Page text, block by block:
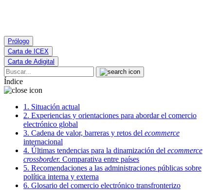
Prólogo
Carta de ICEX
Carta de Adigital
Skip
to
content
Search
Índice
1. Situación actual
2. Experiencias y orientaciones para abordar el comercio
electrónico global
3. Cadena de valor, barreras y retos del ecommerce
internacional
4. Últimas tendencias para la dinamización del ecommerce
crossborder. Comparativa entre países
5. Recomendaciones a las administraciones públicas sobre
política interna y externa
6. Glosario del comercio electrónico transfronterizo